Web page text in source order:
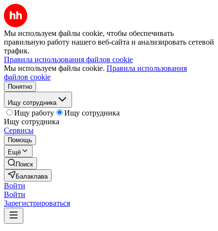
Мы используем файлы cookie, чтобы обеспечивать
правильную работу нашего веб-сайта и анализировать сетевой
трафик.
Правила использования файлов cookie
Мы используем файлы cookie. Правила использования
файлов cookie
Понятно
Ищу сотрудника
Ищу работу
Ищу сотрудника
Ищу сотрудника
Сервисы
Помощь
Ещё
Поиск
Балаклава
Войти
Войти
Зарегистрироваться